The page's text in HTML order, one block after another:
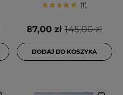
1
145,00 zł
87,00 zł
DODAJ DO KOSZYKA